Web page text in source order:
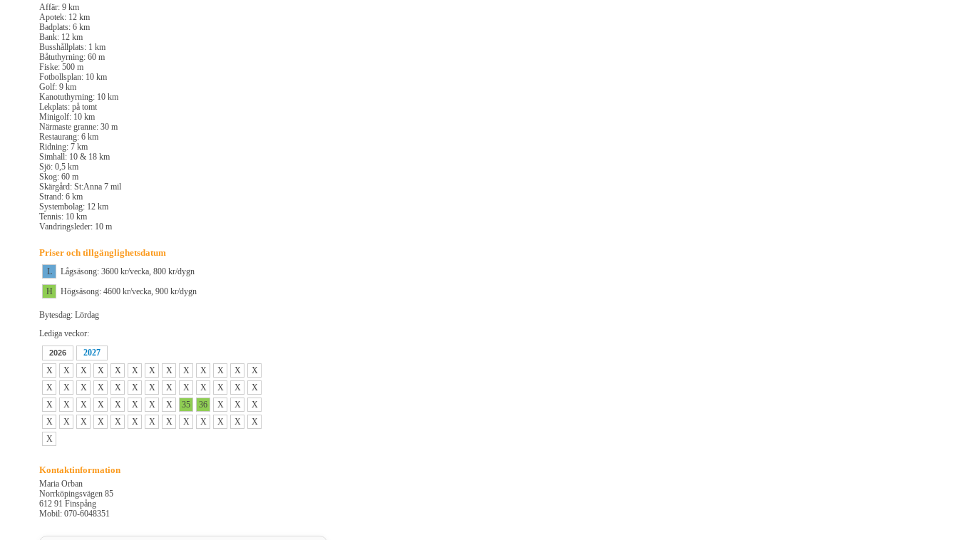
Affär: 9 km
Apotek: 12 km
Badplats: 6 km
Bank: 12 km
Busshållplats: 1 km
Båtuthyrning: 60 m
Fiske: 500 m
Fotbollsplan: 10 km
Golf: 9 km
Kanotuthyrning: 10 km
Lekplats: på tomt
Minigolf: 10 km
Närmaste granne: 30 m
Restaurang: 6 km
Ridning: 7 km
Simhall: 10 & 18 km
Sjö: 0,5 km
Skog: 60 m
Skärgård: St:Anna 7 mil
Strand: 6 km
Systembolag: 12 km
Tennis: 10 km
Vandringsleder: 10 m
Priser och tillgänglighetsdatum
L
Lågsäsong: 3600 kr/vecka, 800 kr/dygn
H
Högsäsong: 4600 kr/vecka, 900 kr/dygn
Bytesdag: Lördag
Lediga veckor:
2026
2027
X
X X X X X X X X X X X
X
X
X X X X X X X X X X X
X
X
X X X X X X X 35 36 X X
X
X
X X X X X X X X X X X
X
X
Kontaktinformation
Maria Orban
Norrköpingsvägen 85
612 91 Finspång
Mobil: 070-6048351